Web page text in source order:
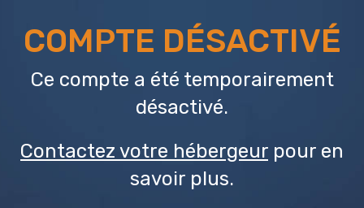
COMPTE DÉSACTIVÉ
Ce compte a été temporairement
désactivé.
Contactez votre hébergeur pour en
savoir plus.